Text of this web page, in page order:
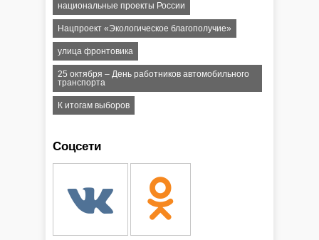
национальные проекты России
Нацпроект «Экологическое благополучие»
улица фронтовика
25 октября – День работников автомобильного
транспорта
К итогам выборов
Соцсети